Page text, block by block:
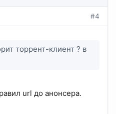
#4
торрент-клиент ? в
url до анонсера.